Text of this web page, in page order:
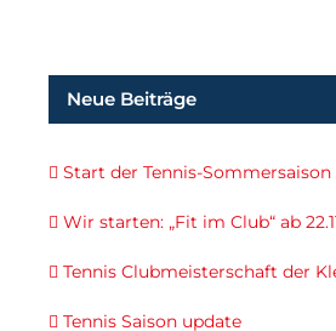
Neue Beiträge
Start der Tennis-Sommersaison
Wir starten: „Fit im Club“ ab
Tennis Clubmeisterschaft der
Tennis Saison update